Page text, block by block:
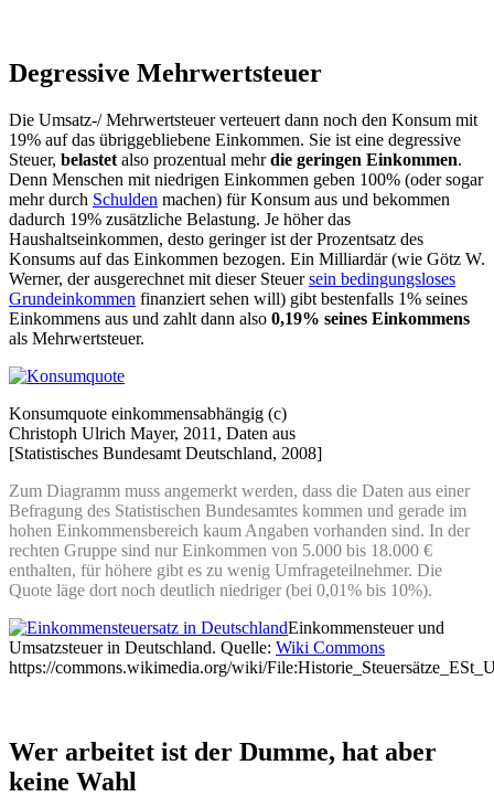
Degressive Mehrwertsteuer
Die Umsatz-/ Mehrwertsteuer verteuert dann noch den Konsum mit
19% auf das übriggebliebene Einkommen. Sie ist eine degressive
Steuer, belastet also prozentual mehrdie geringen Einkommen.
Denn Menschen mit niedrigen Einkommen geben 100% (oder sogar
mehr durch Schulden machen) für Konsum aus und bekommen
dadurch 19% zusätzliche Belastung. Je höher das
Haushaltseinkommen, desto geringer ist der Prozentsatz des
Konsums auf das Einkommen bezogen. Ein Milliardär (wie Götz W.
Werner, der ausgerechnet mit dieser Steuersein bedingungsloses
Grundeinkommen finanziert sehen will) gibt bestenfalls 1% seines
Einkommens aus und zahlt dann also 0,19% seines Einkommens
als Mehrwertsteuer.
Konsumquote einkommensabhängig (c)
Christoph Ulrich Mayer, 2011, Daten aus
[Statistisches Bundesamt Deutschland, 2008]
Zum Diagramm muss angemerkt werden, dass die Daten aus einer
Befragung des Statistischen Bundesamtes kommen und gerade im
hohen Einkommensbereich kaum Angaben vorhanden sind. In der
rechten Gruppe sind nur Einkommen von 5.000 bis 18.000 €
enthalten, für höhere gibt es zu wenig Umfrageteilnehmer. Die
Quote läge dort noch deutlich niedriger (bei 0,01% bis 10%).
Einkommensteuer und
Umsatzsteuer in Deutschland. Quelle: Wiki Commons
https://commons.wikimedia.org/wiki/
Wer arbeitet ist der Dumme, hat aber
keine Wahl